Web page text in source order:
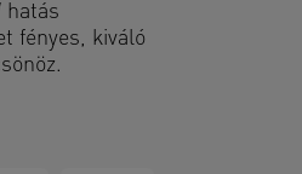
hatás
fényes, kiváló